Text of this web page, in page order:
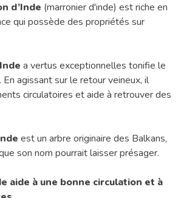
d’Inde (marronier d'inde) est riche en
qui possède des propriétés sur
a vertus exceptionnelles tonifie le
. En agissant sur le retour veineux, il
circulatoires et aide à retrouver des
est un arbre originaire des Balkans,
son nom pourrait laisser présager.
aide à une bonne circulation et à